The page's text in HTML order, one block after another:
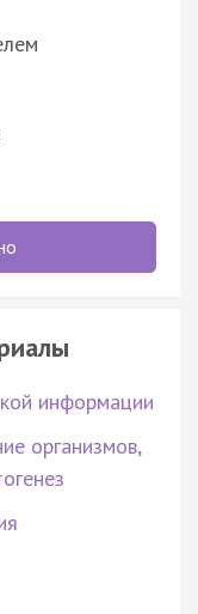
информации
организмов,